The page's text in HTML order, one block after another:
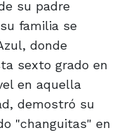
su padre
familia se
donde
sexto grado en
en aquella
demostró su
"changuitas" en